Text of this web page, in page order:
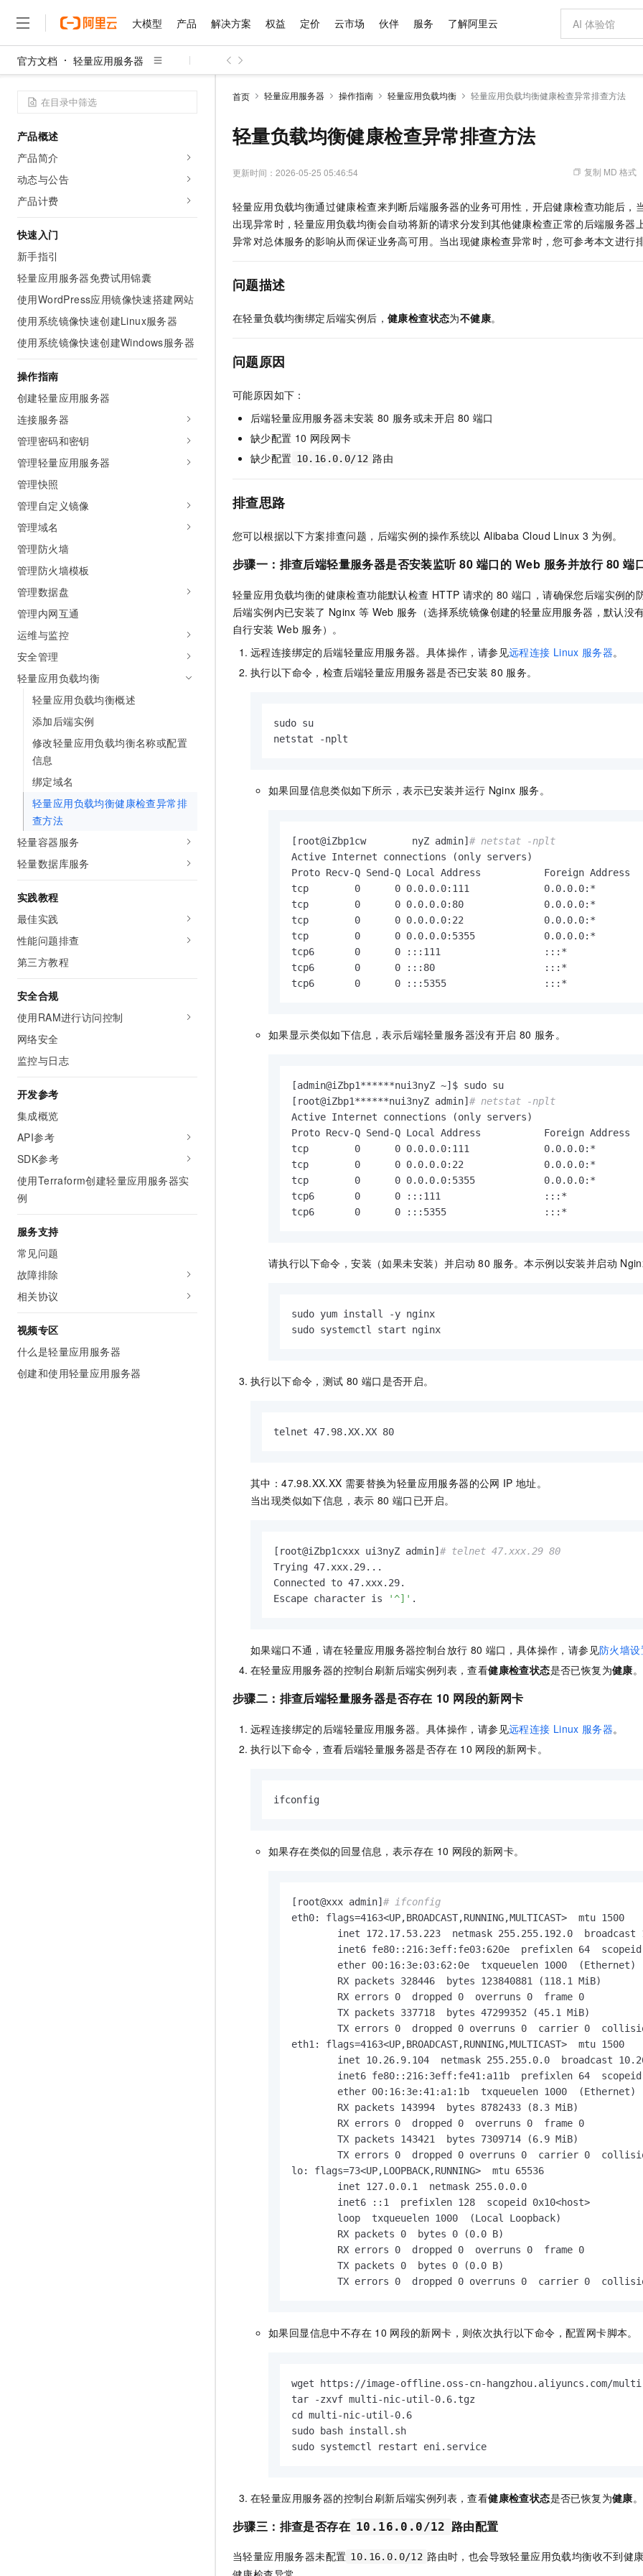
大模型 产品 解决方案 权益 定价 云市场 伙伴 服务 了解阿里云
官方文档 轻量应用服务器
产品概述
产品简介
动态与公告
产品计费
快速入门
新手指引
轻量应用服务器免费试用锦囊
使用WordPress应用镜像快速搭建网站
使用系统镜像快速创建Linux服务器
使用系统镜像快速创建Windows服务器
操作指南
创建轻量应用服务器
连接服务器
管理密码和密钥
管理轻量应用服务器
管理快照
管理自定义镜像
管理域名
管理防火墙
管理防火墙模板
管理数据盘
管理内网互通
运维与监控
安全管理
轻量应用负载均衡
轻量应用负载均衡概述
添加后端实例
修改轻量应用负载均衡名称或配置
信息
绑定域名
轻量应用负载均衡健康检查异常排
查方法
轻量容器服务
轻量数据库服务
实践教程
最佳实践
性能问题排查
第三方教程
安全合规
使用RAM进行访问控制
网络安全
监控与日志
开发参考
集成概览
API参考
SDK参考
使用Terraform创建轻量应用服务器实
例
服务支持
常见问题
故障排除
相关协议
视频专区
什么是轻量应用服务器
创建和使用轻量应用服务器
首页 轻量应用服务器 操作指南 轻量应用负载均衡 轻量应用负载均衡健康检查异常排查方法
轻量负载均衡健康检查异常排查方法
更新时间： 2026-05-25 05:46:54 复制 MD 格式
轻量应用负载均衡通过健康检查来判断后端服务器的业务可用性，开启健康检查功能后，
出现异常时，轻量应用负载均衡会自动将新的请求分发到其他健康检查正常的后端服务器
异常对总体服务的影响从而保证业务高可用。当出现健康检查异常时，您可参考本文进行
问题描述
在轻量负载均衡绑定后端实例后， 健康检查状态为不健康。
问题原因
可能原因如下：
后端轻量应用服务器未安装 80 服务或未开启 80 端口
缺少配置 10 网段网卡
缺少配置 10.16.0.0/12 路由
排查思路
您可以根据以下方案排查问题，后端实例的操作系统以 Alibaba Cloud Linux 3 为例。
步骤一： 排查后端轻量服务器是否安装监听 80 端口的 Web 服务并放行 80 端
轻量应用负载均衡的健康检查功能默认检查 HTTP 请求的 80 端口，请确保您后端实例的
后端实例内已安装了 Nginx 等 Web 服务（选择系统镜像创建的轻量应用服务器，默认没
自行安装 Web 服务）。
远程连接绑定的后端轻量应用服务器。具体操作，请参见远程连接 Linux 服务器。
执行以下命令，检查后端轻量应用服务器是否已安装 80 服务。
sudo su
netstat -nplt
如果回显信息类似如下所示，表示已安装并运行 Nginx 服务。
[root@iZbp1cw        nyZ admin] # netstat -nplt
Active Internet connections (only servers)
Proto Recv-Q Send-Q Local Address           Foreign
tcp        0      0 0.0.0.0:111             0.0.0.0:*
tcp        0      0 0.0.0.0:80              0.0.0.0:*
tcp        0      0 0.0.0.0:22              0.0.0.0:*
tcp        0      0 0.0.0.0:5355            0.0.0.0:*
tcp6       0      0 :::111                  :::*
tcp6       0      0 :::80                   :::*
tcp6       0      0 :::5355                 :::*
如果显示类似如下信息，表示后端轻量服务器没有开启 80 服务。
[admin@iZbp1******nui3nyZ ~]$ sudo su
[root@iZbp1******nui3nyZ admin] # netstat -nplt
Active Internet connections (only servers)
Proto Recv-Q Send-Q Local Address           Foreign
tcp        0      0 0.0.0.0:111             0.0.0.0:*
tcp        0      0 0.0.0.0:22              0.0.0.0:*
tcp        0      0 0.0.0.0:5355            0.0.0.0:*
tcp6       0      0 :::111                  :::*
tcp6       0      0 :::5355                 :::*
请执行以下命令，安装（如果未安装）并启动 80 服务。本示例以安装并启动
sudo yum install -y nginx
sudo systemctl start nginx
执行以下命令，测试 80 端口是否开启。
telnet 47.98.XX.XX 80
其中：47.98.XX.XX 需要替换为轻量应用服务器的公网 IP 地址。
当出现类似如下信息，表示 80 端口已开启。
[root@iZbp1cxxx ui3nyZ admin] # telnet 47.xxx.29 80
Trying 47.xxx.29...
Connected to 47.xxx.29.
Escape character is
'^]' .
如果端口不通，请在轻量应用服务器控制台放行 80 端口，具体操作，请参见防火墙设
在轻量应用服务器的控制台刷新后端实例列表，查看健康检查状态是否已恢复为健康。
步骤二：排查后端轻量服务器是否存在 10 网段的新网卡
远程连接绑定的后端轻量应用服务器。具体操作，请参见远程连接 Linux 服务器。
执行以下命令，查看后端轻量服务器是否存在 10 网段的新网卡。
ifconfig
如果存在类似的回显信息，表示存在 10 网段的新网卡。
[root@xxx admin] # ifconfig
eth0: flags=4163<UP,BROADCAST,RUNNING,MULTICAST>  mtu 1500
inet 172.17.53.223  netmask 255.255.192.0  broadcast
inet6 fe80::216:3eff:fe03:620e  prefixlen 64
        ether 00:16:3e:03:62:0e  txqueuelen 1000  (Ethernet)
        RX packets 328446  bytes 123840881 (118.1 MiB)
        RX errors 0  dropped 0  overruns 0  frame 0
        TX packets 337718  bytes 47299352 (45.1 MiB)
TX errors 0  dropped 0 overruns 0  carrier 0
eth1: flags=4163<UP,BROADCAST,RUNNING,MULTICAST>  mtu 1500
inet 10.26.9.104  netmask 255.255.0.0  broadcast
inet6 fe80::216:3eff:fe41:a11b  prefixlen 64
        ether 00:16:3e:41:a1:1b  txqueuelen 1000  (Ethernet)
        RX packets 143994  bytes 8782433 (8.3 MiB)
        RX errors 0  dropped 0  overruns 0  frame 0
        TX packets 143421  bytes 7309714 (6.9 MiB)
TX errors 0  dropped 0 overruns 0  carrier 0
lo: flags=73<UP,LOOPBACK,RUNNING>  mtu 65536
        inet 127.0.0.1  netmask 255.0.0.0
        inet6 ::1  prefixlen 128  scopeid 0x10<host>
        loop  txqueuelen 1000  (Local Loopback)
        RX packets 0  bytes 0 (0.0 B)
        RX errors 0  dropped 0  overruns 0  frame 0
        TX packets 0  bytes 0 (0.0 B)
TX errors 0  dropped 0 overruns 0  carrier 0
如果回显信息中不存在 10 网段的新网卡，则依次执行以下命令，配置网卡脚本。
wget https://image-offline.oss-cn-hangzhou.aliyuncs.com/
tar -zxvf multi-nic-util-0.6.tgz
cd multi-nic-util-0.6
sudo bash install.sh
sudo systemctl restart eni.service
在轻量应用服务器的控制台刷新后端实例列表，查看健康检查状态是否已恢复为健康。
步骤三：排查是否存在 10.16.0.0/12 路由配置
当轻量应用服务器未配置 10.16.0.0/12 路由时，也会导致轻量应用负载均衡收不到健
大模型
千问AI平台 大模型
Qwen3.8-Max HOT
智能体时代全能旗舰模型
能看、能想、能动手的多模态智能体模型
Qwen3-VL-Plus
视觉 Coding、空间感知、多模态思考等全面升级
Kimi-K3 NEW
Kimi 最新旗舰模型，长程编程与推理利器
GLM-5.2
1M上下文，专为长程任务能力而生
让文字生成流
千问AI平台-Token Plan NEW
千问AI平台-模型体验
Happy 系列大模型
大模型服务平台百炼-应用模版
快速部署 Dify，高效搭建 AI 应用
10 分钟在聊天系统中增加一个 AI 助手
在企业官网、通讯软件中为客户提供 AI 客服
10分钟微调：让0.6B模型媲美235B模型
即刻拥有 DeepSeek-R1 满血版
多模态数据
超强辅助，
产品
精选产品
容器
存储
网络与CDN
安全
数据库
大数据计算
媒体服务
企业服务与云通信
域名与网站
终端用户计算
Serverless
开发工具
迁移与运维管理
专有云
精选产品
大模型服务与应用平台
多元化、高性能、安全可靠的大模型服务
无影云电脑
随时随地安全接入的云上超级电脑
云解析DNS
云原生大数据计算服务 MaxCompute
提供智能易用的域名与建站服务
人工智能平台 PAI 大模型
一站式AI开发、训练和推理服务
Qoder CN
Qoder
面向真实软件
云原生数据
解决方案
精选解决方案
大数据
现代化应用
安全
网络
上云与迁云
企业出海
政企业务
精选解决方案
上传文档即自动完成翻译和格式还原
Hermes Agent，打造自进化智能体
自主进化，持久记忆，越用越聪明
快速拥有专属 OpenClaw
5 分钟轻松部署专属 QwenPaw HOT
从聊天伙伴进化为能主动干活的本地数字员工
Claude Code + GStack 打造工程团队
一键购买专属
高效搭建 AI
低代码高效
权益 普惠上云
云服务器38元/年起，超值低价云产品抢先购
推荐新用户得奖励，单订单最高返9万
云工开物
高校专属算力普惠，学生认证享300元代金券
解决方案免费试用 新老同享
产品新客免费试用，最长12个月
大模型ACA认证体验
助力企业全员 AI 认知与能力提升
AI 特惠
至高享 1亿+免费 tokens，加速 Al 应用落地
Token Plan 模型订阅计划 NEW
Qwen3.8-Max 首发尝鲜，限时加量 10 倍，夜间低至2折
千问办公，限时限量积分加倍 NEW
AI 场景体
从图文生成到
AI 广告创作
图文、视频一
AI 建站
定价 产品定价
了解云产品的定价详情
云上成本管理
管理和优化成本
价格计算器
自助选配和估算价格
价格优势
配置报价
云市场 精选商城
多端小程序
观测云
Tuya 物联网平台阿里云版
电子合同
畅捷通
AI空中课堂在线直播课堂（旗舰版）
生态解决方案
行业生态解决方案
开发者生态解决方案
AI 开发和 AI 应用解决方案
数据与 API
手机三要素
OCR 文字识别
发票查验
OA 办公系统
基础软件
JAVA
全能环境
APP 开发
建站系统
伙伴 成为销售伙伴
咨询伙伴
销售伙伴合作计划
无影生态合作计划
Salesforce On Alibaba Cloud
Consulting Partner 合作计划
成为产品伙伴
产品生态伙伴
产品伙伴
云网络合作
Salesforce
服务 售前咨询
售后服务
自助服务
在线服务
工单服务
企业增值服务
专家技术服务
企业成长
服务实践
阿里云认证
信息公告
官网公告
了解阿里云 为什么选择阿里云
技术领先
分析师报告
研究报告与白皮书
天池大赛
AI 算法大赛
入门学习赛
最佳实践
云上奥运之旅
看见新力量
金融模力时刻
市场活动
魔搭